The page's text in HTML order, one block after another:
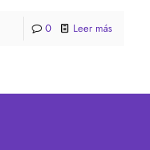
0 Leer más